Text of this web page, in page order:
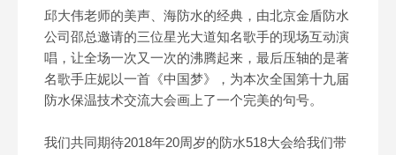
邱大伟老师的美声、海防水的经典，由北京金盾防水
公司邵总邀请的三位星光大道知名歌手的现场互动演
唱，让全场一次又一次的沸腾起来，最后压轴的是著
名歌手庄妮以一首《中国梦》，为本次全国第十九届
防水保温技术交流大会画上了一个完美的句号。
我们共同期待2018年20周岁的防水518大会给我们带